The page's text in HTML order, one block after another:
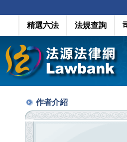
精選六法 法規查詢
作者介紹